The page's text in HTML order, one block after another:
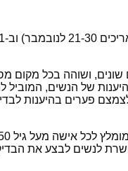
זיו, מנכ"ל האגודה למלחמה בסרטן,
של הנשים,
פערים בהיענות
לנשים לבצע את